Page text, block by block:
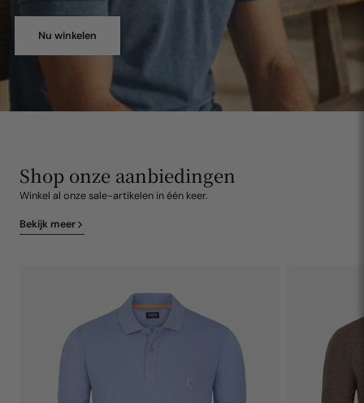
Nu winkelen
Shop onze aanbiedingen
Winkel al onze sale-artikelen in één keer.
Bekijk meer